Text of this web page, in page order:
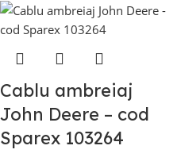
Cablu ambreiaj
John Deere – cod
Sparex 103264